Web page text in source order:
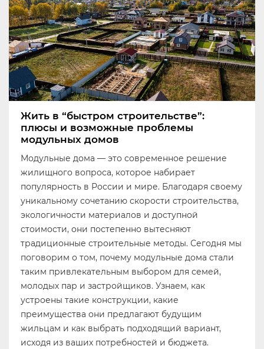
Жить в “быстром строительстве”:
плюсы и возможные проблемы
модульных домов
Модульные дома — это современное решение
жилищного вопроса, которое набирает
популярность в России и мире. Благодаря своему
уникальному сочетанию скорости строительства,
экологичности материалов и доступной
стоимости, они постепенно вытесняют
традиционные строительные методы. Сегодня мы
поговорим о том, почему модульные дома стали
таким привлекательным выбором для семей,
молодых пар и застройщиков. Узнаем, как
устроены такие конструкции, какие
преимущества они предлагают будущим
жильцам и как выбрать подходящий вариант,
исходя из ваших потребностей и бюджета.